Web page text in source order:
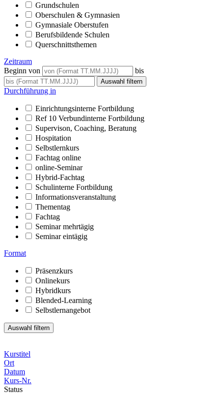
Grundschulen
Oberschulen & Gymnasien
Gymnasiale Oberstufen
Berufsbildende Schulen
Querschnittsthemen
Zeitraum
Beginn von
bis
Durchführung in
Einrichtungsinterne Fortbildung
Ref 10 Verbundinterne Fortbildung
Supervison, Coaching, Beratung
Hospitation
Selbstlernkurs
Fachtag online
online-Seminar
Hybrid-Fachtag
Schulinterne Fortbildung
Informationsveranstaltung
Thementag
Fachtag
Seminar mehrtägig
Seminar eintägig
Format
Präsenzkurs
Onlinekurs
Hybridkurs
Blended-Learning
Selbstlernangebot
Kurstitel
Ort
Datum
Kurs-Nr.
Status